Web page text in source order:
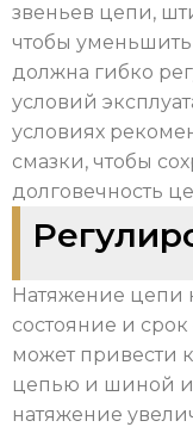
звеньев цепи,
чтобы уменьшить
должна гибко
условий
условиях
смазки, чтобы
долговечность
Натяжение цепи
состояние и
может привести
цепью и шиной
натяжение